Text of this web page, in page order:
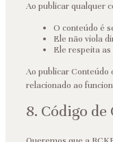
Ao publicar qualquer
O conteúdo é
Ele não viola
Ele respeita
Ao publicar
relacionado ao
8. Código